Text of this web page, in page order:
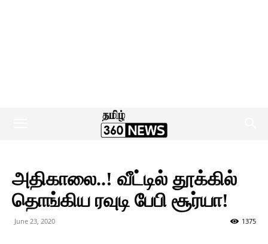
அதிகாலை..! வீட்டில் தூக்கில்
தொங்கிய ரவுடி பேபி சூர்யா!
June 23, 2020 1375